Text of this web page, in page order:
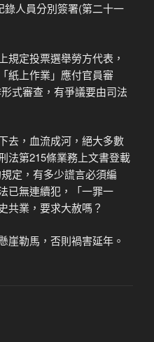
錄人員分別簽署(第二十一
規定投票選舉勞方代表，
紙上作業」應付官員審
式審查，有爭議要由司法
去，血流成河，絕大多數
法第215條業務上文書登載
定，有多少謊言必須編
已無連續犯，「一罪一
共業，要求大赦嗎？
崖勒馬，否則禍害延年。